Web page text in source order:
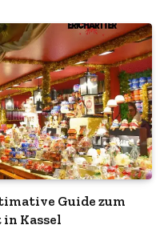
Guide zum
Kassel